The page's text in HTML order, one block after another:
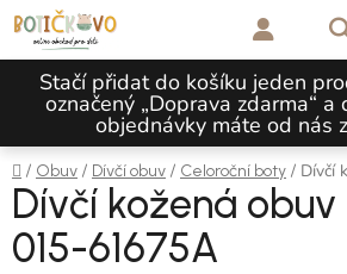
Přejít na obsah
Stačí přidat do košíku jeden
označený „Doprava zdarma“ a
objednávky máte od nás
Domů
/ Obuv / Dívčí obuv / Celoroční boty / Dívčí
Dívčí kožená obuv
015-61675A